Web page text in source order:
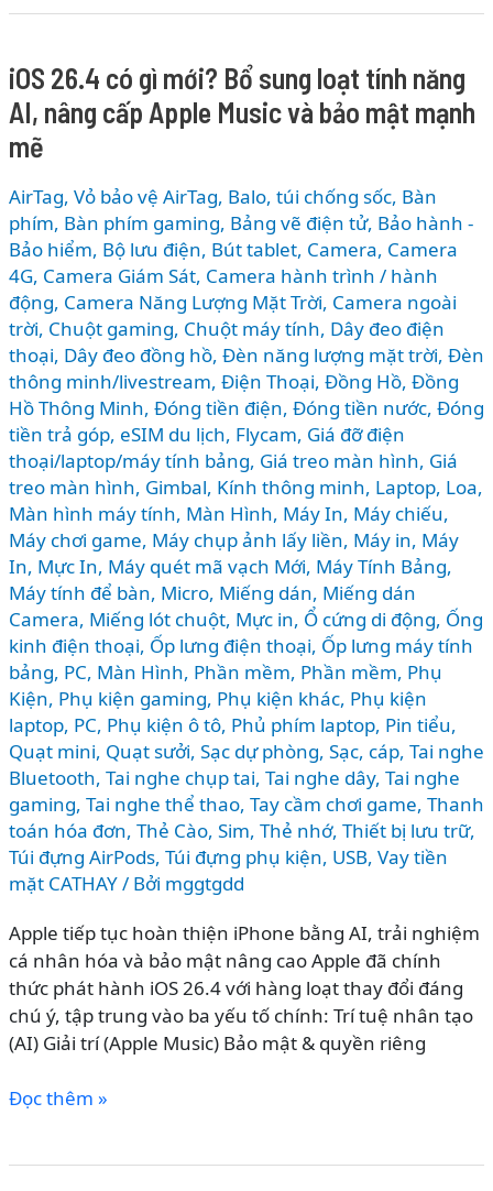
2026
–
PHÂN
LOẠI
CHI
TIẾT
TỪ
GIÁ
RẺ
ĐẾN
CAO
CẤP
iOS 26.4 có gì mới? Bổ sung loạt tính năng
AI, nâng cấp Apple Music và bảo mật mạnh
mẽ
AirTag, Vỏ bảo vệ AirTag, Balo, túi chống sốc, Bàn
phím, Bàn phím gaming, Bảng vẽ điện tử, Bảo hành -
Bảo hiểm, Bộ lưu điện, Bút tablet, Camera, Camera
4G, Camera Giám Sát, Camera hành trình / hành
động, Camera Năng Lượng Mặt Trời, Camera ngoài
trời, Chuột gaming, Chuột máy tính, Dây đeo điện
thoại, Dây đeo đồng hồ, Đèn năng lượng mặt trời, Đèn
thông minh/livestream, Điện Thoại, Đồng Hồ, Đồng
Hồ Thông Minh, Đóng tiền điện, Đóng tiền nước, Đóng
tiền trả góp, eSIM du lịch, Flycam, Giá đỡ điện
thoại/laptop/máy tính bảng, Giá treo màn hình, Giá
treo màn hình, Gimbal, Kính thông minh, Laptop, Loa,
Màn hình máy tính, Màn Hình, Máy In, Máy chiếu,
Máy chơi game, Máy chụp ảnh lấy liền, Máy in, Máy
In, Mực In, Máy quét mã vạch Mới, Máy Tính Bảng,
Máy tính để bàn, Micro, Miếng dán, Miếng dán
Camera, Miếng lót chuột, Mực in, Ổ cứng di động, Ống
kinh điện thoại, Ốp lưng điện thoại, Ốp lưng máy tính
bảng, PC, Màn Hình, Phần mềm, Phần mềm, Phụ
Kiện, Phụ kiện gaming, Phụ kiện khác, Phụ kiện
laptop, PC, Phụ kiện ô tô, Phủ phím laptop, Pin tiểu,
Quạt mini, Quạt sưởi, Sạc dự phòng, Sạc, cáp, Tai nghe
Bluetooth, Tai nghe chụp tai, Tai nghe dây, Tai nghe
gaming, Tai nghe thể thao, Tay cầm chơi game, Thanh
toán hóa đơn, Thẻ Cào, Sim, Thẻ nhớ, Thiết bị lưu trữ,
Túi đựng AirPods, Túi đựng phụ kiện, USB, Vay tiền
mặt CATHAY/ Bởi mggtgdd
Apple tiếp tục hoàn thiện iPhone bằng AI, trải nghiệm
cá nhân hóa và bảo mật nâng cao Apple đã chính
thức phát hành iOS 26.4 với hàng loạt thay đổi đáng
chú ý, tập trung vào ba yếu tố chính: Trí tuệ nhân tạo
(AI) Giải trí (Apple Music) Bảo mật & quyền riêng
iOS
Đọc thêm »